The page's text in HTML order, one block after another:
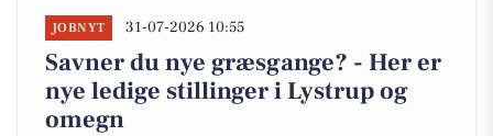
JOBNYT 31-07-2026 10:55
Savner du nye græsgange? - Her er
nye ledige stillinger i Lystrup og
omegn